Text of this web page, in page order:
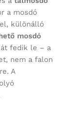
a mosdó
különálló
mosdó
fedik le – a
nem a falon
A